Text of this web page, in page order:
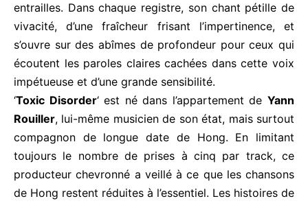
entrailles. Dans chaque registre, son chant pétille de
vivacité, d’une fraîcheur frisant l’impertinence, et
s’ouvre sur des abîmes de profondeur pour ceux qui
écoutent les paroles claires cachées dans cette voix
impétueuse et d’une grande sensibilité.
‘Toxic Disorder‘ est né dans l’appartement deYann
Rouiller, lui-même musicien de son état, mais surtout
compagnon de longue date de Hong. En limitant
toujours le nombre de prises à cinq par track, ce
producteur chevronné a veillé à ce que les chansons
de Hong restent réduites à l’essentiel. Les histoires de